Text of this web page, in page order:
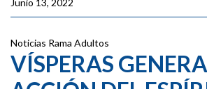
Junio 13, 2022
Noticias Rama Adultos
VÍSPERAS